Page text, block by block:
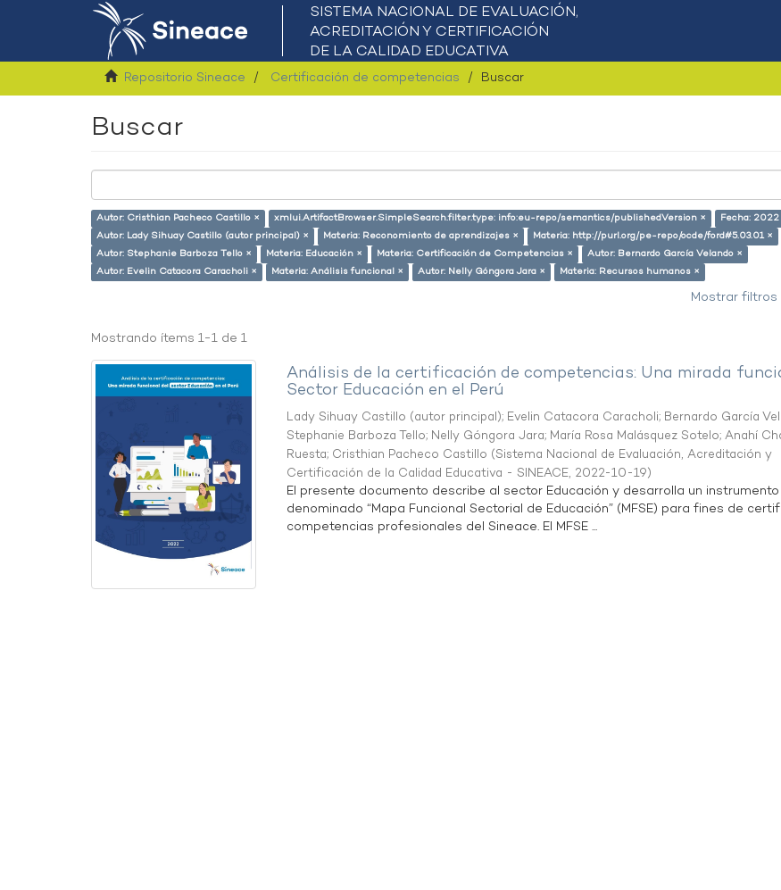
Repositorio Sineace Certificación de competencias Buscar
Buscar
Autor: Cristhian Pacheco Castillo × xmlui.ArtifactBrowser.SimpleSearch.filter.type: info:eu-repo/semantics/publishedVersion ×
Fecha: 2022
Autor: Lady Sihuay Castillo (autor principal) ×
Materia: Reconomiento de aprendizajes ×
Materia: http://purl.org/pe-repo/ocde/ford#5.03.01 ×
Autor: Stephanie Barboza Tello ×
Materia: Educación × Materia: Certificación de Competencias ×
Autor: Bernardo García Velando ×
Autor: Evelin Catacora Caracholi ×
Materia: Análisis funcional × Autor: Nelly Góngora Jara × Materia: Recursos humanos ×
Mostrar filtros
Mostrando ítems 1-1 de 1
Análisis de la certificación de competencias: Una mirada
Sector Educación en el Perú
Lady Sihuay Castillo (autor principal); Evelin Catacora Caracholi; Bernardo García
Stephanie Barboza Tello; Nelly Góngora Jara; María Rosa Malásquez Sotelo;Anahí
Ruesta; Cristhian Pacheco Castillo (Sistema Nacional de Evaluación, Acreditación y
Certificación de la Calidad Educativa - SINEACE, 2022-10-19)
El presente documento describe al sector Educación y desarrolla un instrumento
denominado “Mapa Funcional Sectorial de Educación” (MFSE) para fines de
competencias profesionales del Sineace. El MFSE ...